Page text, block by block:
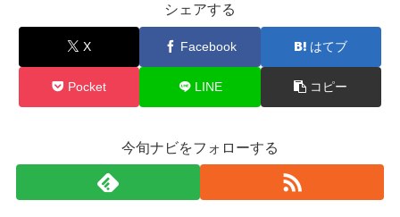
シェアする
X Facebook はてブ
Pocket LINE コピー
今旬ナビをフォローする